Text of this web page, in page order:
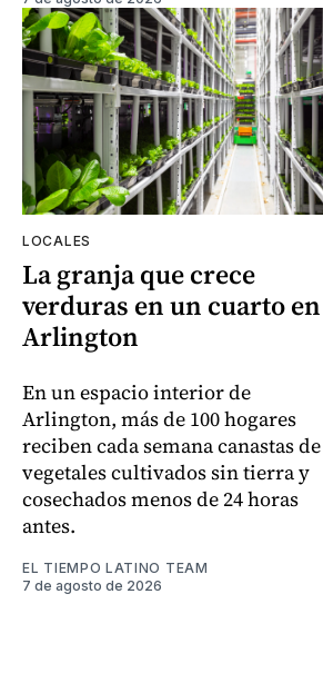
LOCALES
La granja que crece
verduras en un cuarto en
Arlington
En un espacio interior de
Arlington, más de 100 hogares
reciben cada semana canastas de
vegetales cultivados sin tierra y
cosechados menos de 24 horas
antes.
EL TIEMPO LATINO TEAM
7 de agosto de 2026